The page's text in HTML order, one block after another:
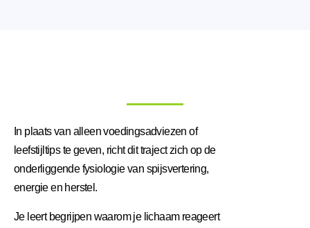
In plaats van alleen voedingsadviezen of
leefstijltips te geven, richt dit traject zich op de
onderliggende fysiologie van spijsvertering,
energie en herstel.
Je leert begrijpen waarom je lichaam reageert